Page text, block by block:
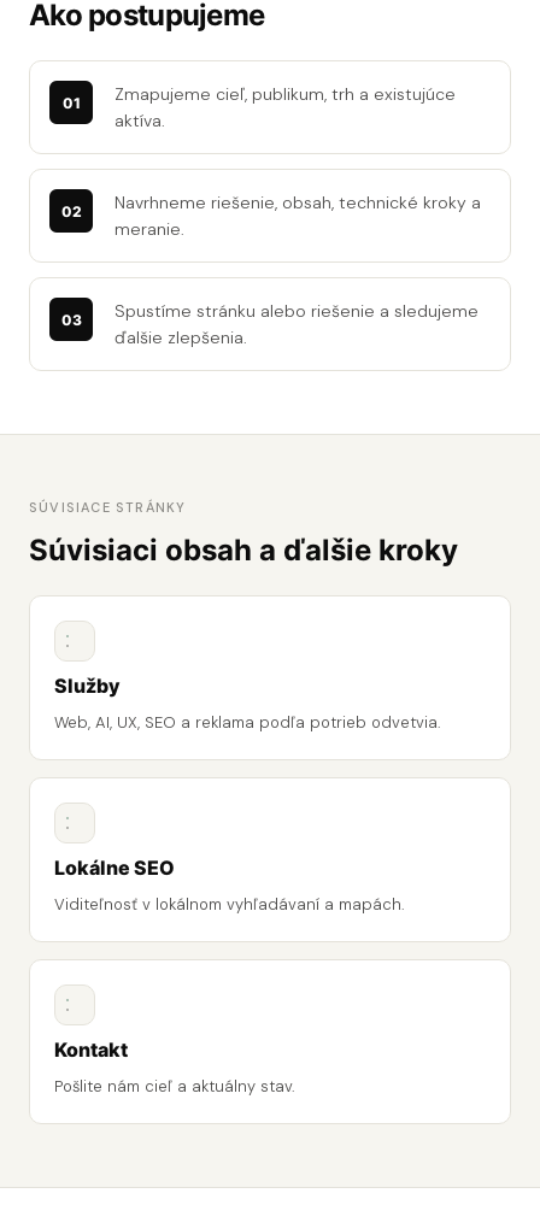
Ako postupujeme
Zmapujeme cieľ, publikum, trh a existujúce
aktíva.
Navrhneme riešenie, obsah, technické kroky a
meranie.
Spustíme stránku alebo riešenie a sledujeme
ďalšie zlepšenia.
SÚVISIACE STRÁNKY
Súvisiaci obsah a ďalšie kroky
Služby
Web, AI, UX, SEO a reklama podľa potrieb odvetvia.
Lokálne SEO
Viditeľnosť v lokálnom vyhľadávaní a mapách.
Kontakt
Pošlite nám cieľ a aktuálny stav.